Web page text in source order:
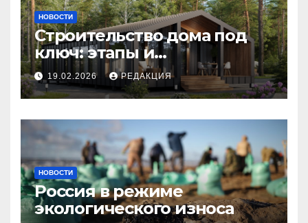
НОВОСТИ
Строительство дома под
ключ: этапы и
планирование бюджета
19.02.2026 РЕДАКЦИЯ
НОВОСТИ
Россия в режиме
экологического износа